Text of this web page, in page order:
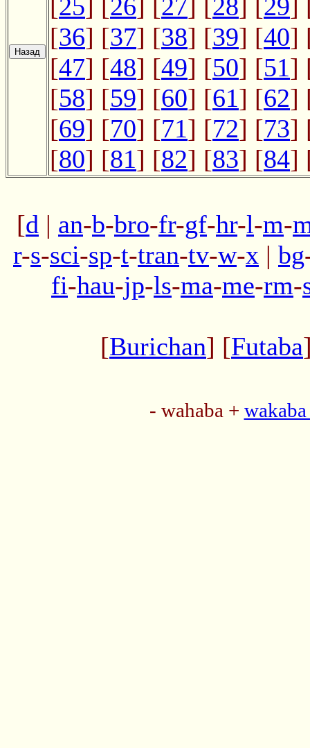
25 26 27 28 29
[36] [37] [38] [39] [40]
[47] [48] [49] [50] [51]
[58] [59] [60] [61] [62]
[69] [70] [71] [72] [73]
[80] [81] [82] [83] [84]
[d | an-b-bro-fr-gf-hr-l-m-
r-s-sci-sp-t-tran-tv-w-x | bg
fi-hau-jp-ls-ma-me-rm-
[Burichan] [Futaba
- wahaba +